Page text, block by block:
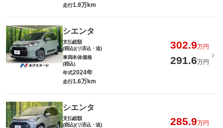
走行1.9万km
シエンタ
支払総額
(税込)(リ済込・追)
302.9万円
車両本体価格
(税込)
291.6万円
年式2024年
走行1.6万km
シエンタ
支払総額
(税込)(リ済込・追)
285.9万円